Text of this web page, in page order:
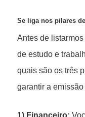
Se liga nos pilares
Antes de
de estudo e
quais são os três
garantir a
1) Financeiro: